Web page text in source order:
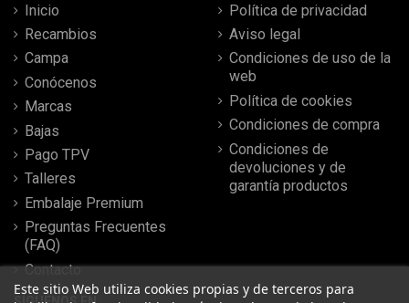
Inicio
Recambios
Campa
Conócenos
Marcas
Bajas
Pago TPV
Talleres
Embalaje Premium
Preguntas Frecuentes
(FAQ)
Contacto
Política de privacidad
Aviso legal
Condiciones de uso de la
web
Política de cookies
Condiciones de compra
Condiciones de
devoluciones y de
garantía productos
Este sitio Web utiliza cookies propias y de terceros para